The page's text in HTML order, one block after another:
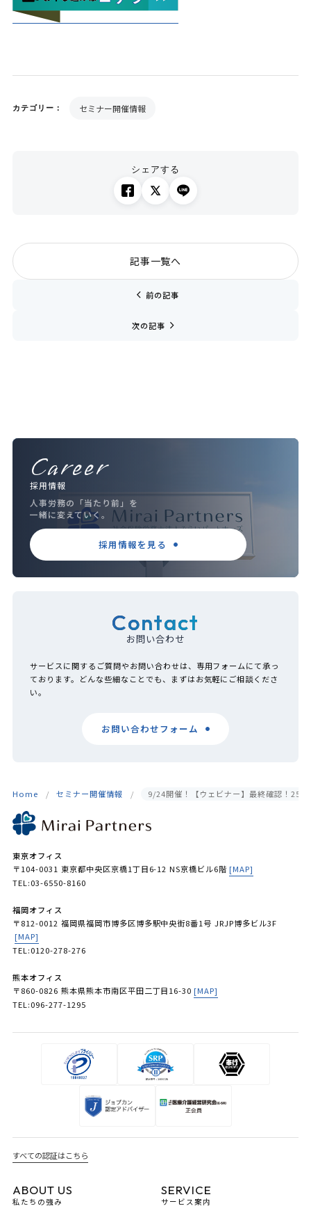
カテゴリー： セミナー開催情報
シェアする
chevron_left 前の記事
記事一覧へ
次の記事 navigate_next
Career
採用情報
人事労務の「当たり前」を
一緒に変えていく。
採用情報を見る
Contact
お問い合わせ
サービスに関するご質問やお問い合わせは、専用フォームにて承っ
ております。どんな些細なことでも、まずはお気軽にご相談くださ
い。
お問い合わせフォーム
Home セミナー開催情報 9/24開催！【ウェビナー】最終確認！25
東京オフィス
〒104-0031 東京都中央区京橋1丁目6-12 NS京橋ビル6階 [MAP]
TEL:03-6550-8160
福岡オフィス
〒812-0012 福岡県福岡市博多区博多駅中央街8番1号 JRJP博多ビル3F
[MAP]
TEL:0120-278-276
熊本オフィス
〒860-0826 熊本県熊本市南区平田二丁目16-30 [MAP]
TEL:096-277-1295
すべての認証はこちら
ABOUT US
私たちの強み
SERVICE
サービス案内